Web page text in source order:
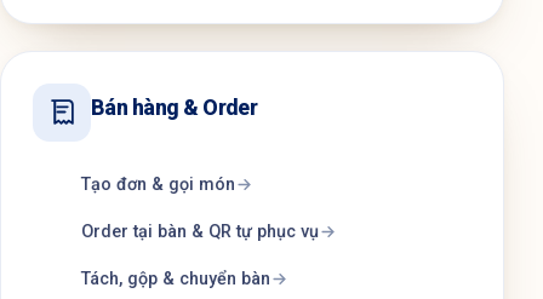
Bán hàng & Order
Tạo đơn & gọi món
Order tại bàn & QR tự phục vụ
Tách, gộp & chuyển bàn